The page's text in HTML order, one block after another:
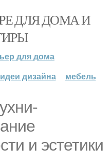
ДЛЯ ДОМА И
для дома
идеи дизайна мебель
и эстетики